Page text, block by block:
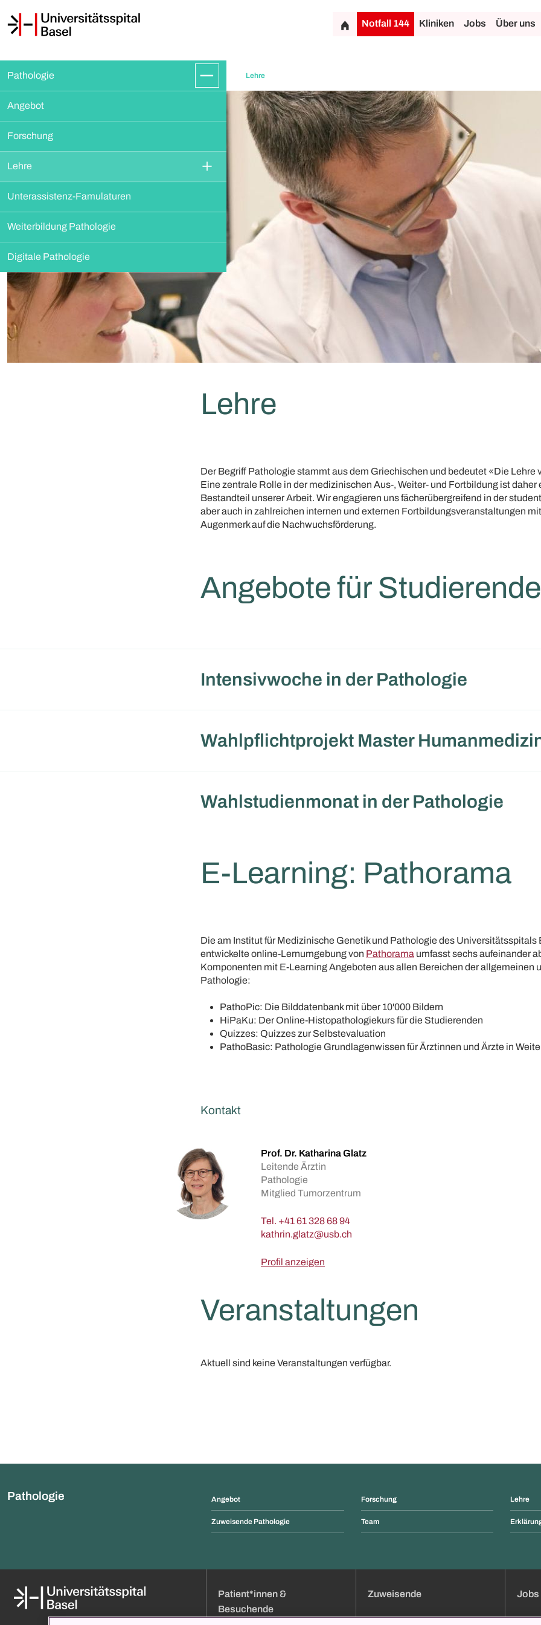
Notfall 144 Kliniken Jobs Über uns
Pathologie
Angebot
Forschung
Lehre
Unterassistenz-Famulaturen
Weiterbildung Pathologie
Digitale Pathologie
Lehre
Lehre
Der Begriff Pathologie stammt aus dem Griechischen und bedeutet «Die Lehre
Eine zentrale Rolle in der medizinischen Aus-, Weiter- und Fortbildung ist daher
Bestandteil unserer Arbeit. Wir engagieren uns fächerübergreifend in der
aber auch in zahlreichen internen und externen Fortbildungsveranstaltungen
Augenmerk auf die Nachwuchsförderung.
Angebote für Studierende
Intensivwoche in der Pathologie
Wahlpflichtprojekt Master
Wahlstudienmonat in der Pathologie
E-Learning: Pathorama
Die am Institut für Medizinische Genetik und Pathologie des Universitätsspitals
entwickelte online-Lernumgebung von Pathorama umfasst sechs aufeinander
Komponenten mit E-Learning Angeboten aus allen Bereichen der allgemeinen
Pathologie:
PathoPic: Die Bilddatenbank mit über 10'000 Bildern
HiPaKu: Der Online-Histopathologiekurs für die Studierenden
Quizzes: Quizzes zur Selbstevaluation
PathoBasic: Pathologie Grundlagenwissen für Ärztinnen und Ärzte in
Kontakt
Prof. Dr. Katharina Glatz
Leitende Ärztin
Pathologie
Mitglied Tumorzentrum
Tel. +41 61 328 68 94
Profil anzeigen
Veranstaltungen
Aktuell sind keine Veranstaltungen verfügbar.
Pathologie Angebot
Zuweisende Pathologie
Forschung
Team
Lehre
Patient*innen &
Besuchende
Zuweisende Jobs